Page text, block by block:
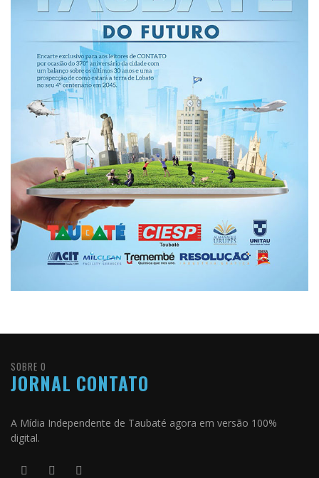
SOBRE O
JORNAL CONTATO
A Mídia Independente de Taubaté agora em versão 100%
digital.